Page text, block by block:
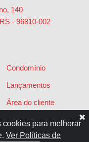
140
- 96810-002
Condomínio
Lançamentos
Área do cliente
Políticas de privacidade
Contato
cookies para melhorar
Ver Políticas de